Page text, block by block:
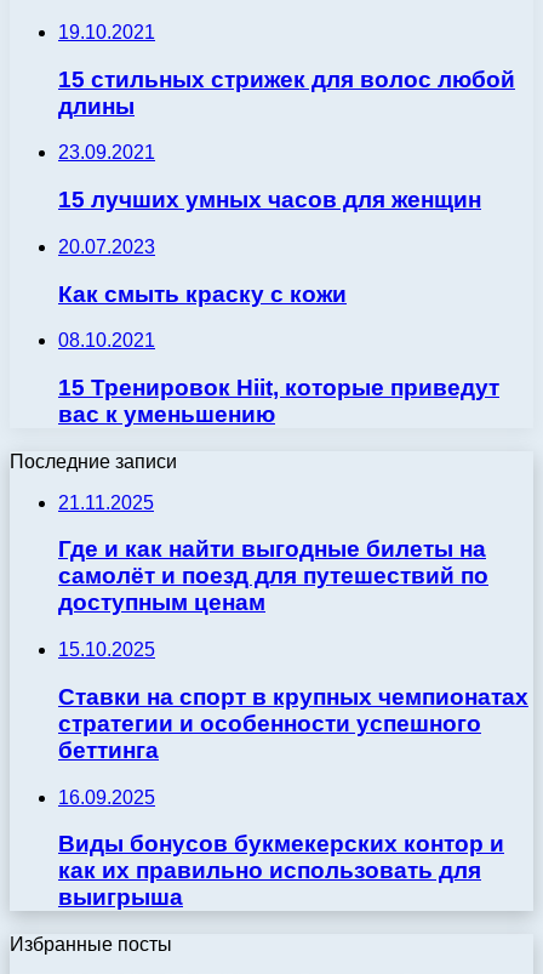
19.10.2021
15 стильных стрижек для волос любой
длины
23.09.2021
15 лучших умных часов для женщин
20.07.2023
Как смыть краску с кожи
08.10.2021
15 Тренировок Hiit, которые приведут
вас к уменьшению
Последние записи
21.11.2025
Где и как найти выгодные билеты на
самолёт и поезд для путешествий по
доступным ценам
15.10.2025
Ставки на спорт в крупных чемпионатах
стратегии и особенности успешного
беттинга
16.09.2025
Виды бонусов букмекерских контор и
как их правильно использовать для
выигрыша
Избранные посты